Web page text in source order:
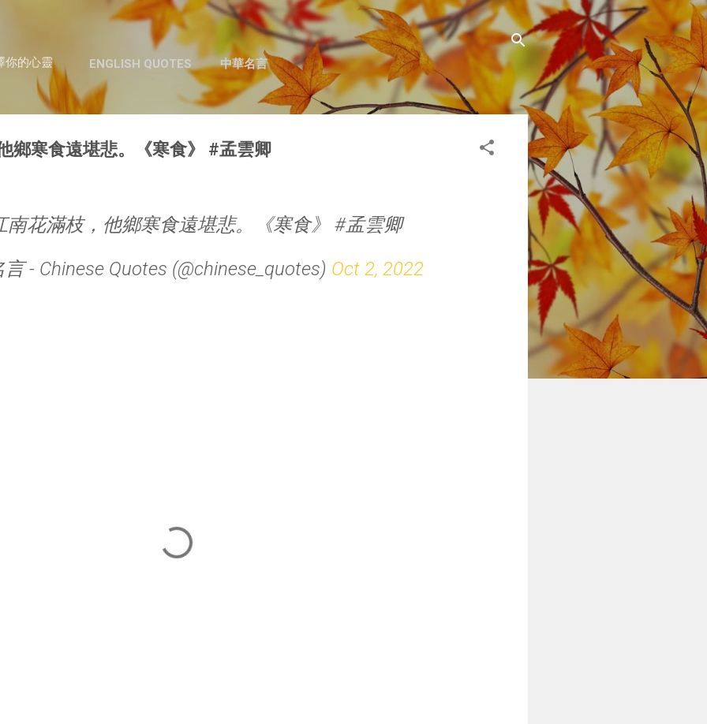
跳至主要內容
你的心靈 ENGLISH QUOTES 中華名言
鄉寒食遠堪悲。《寒食》 #孟雲卿
南花滿枝，他鄉寒食遠堪悲。《寒食》 #孟雲卿
- Chinese Quotes (@chinese_quotes) Oct 2, 2022